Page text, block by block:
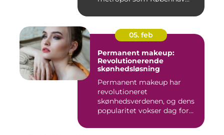
05. feb
Permanent makeup:
Revolutionerende
skønhedsløsning
Permanent makeup har
revolutioneret
skønhedsverdenen, og dens
popularitet vokser dag for